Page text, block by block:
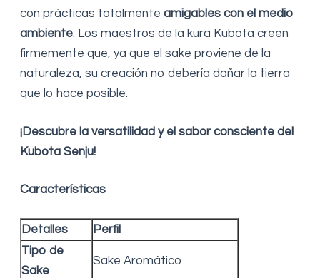
con prácticas totalmente amigables con el medio
ambiente. Los maestros de la kura Kubota creen
firmemente que, ya que el sake proviene de la
naturaleza, su creación no debería dañar la tierra
que lo hace posible.
¡Descubre la versatilidad y el sabor consciente del
Kubota Senju!
Características
Detalles
Perfil
Tipo de
Sake
Sake Aromático